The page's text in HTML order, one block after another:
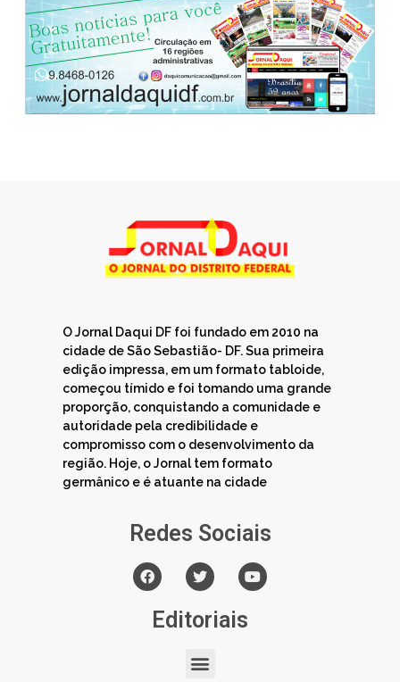
O Jornal Daqui DF foi fundado em 2010 na
cidade de São Sebastião- DF. Sua primeira
edição impressa, em um formato tabloide,
começou tímido e foi tomando uma grande
proporção, conquistando a comunidade e
autoridade pela credibilidade e
compromisso com o desenvolvimento da
região. Hoje, o Jornal tem formato
germânico e é atuante na cidade
Redes Sociais
Editoriais